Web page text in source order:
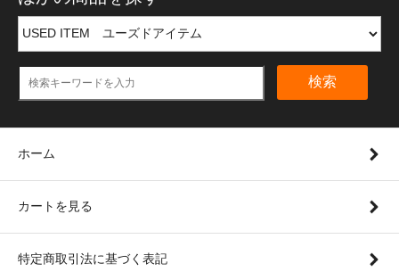
検索
ホーム
カートを見る
特定商取引法に基づく表記